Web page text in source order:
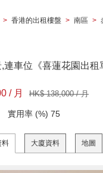
> 香港的出租樓盤 > 南區 >
連車位《喜蓮花園出租
/ 月
HK$ 138,000 / 月
實用率 (%) 75
料 大廈資料 地圖